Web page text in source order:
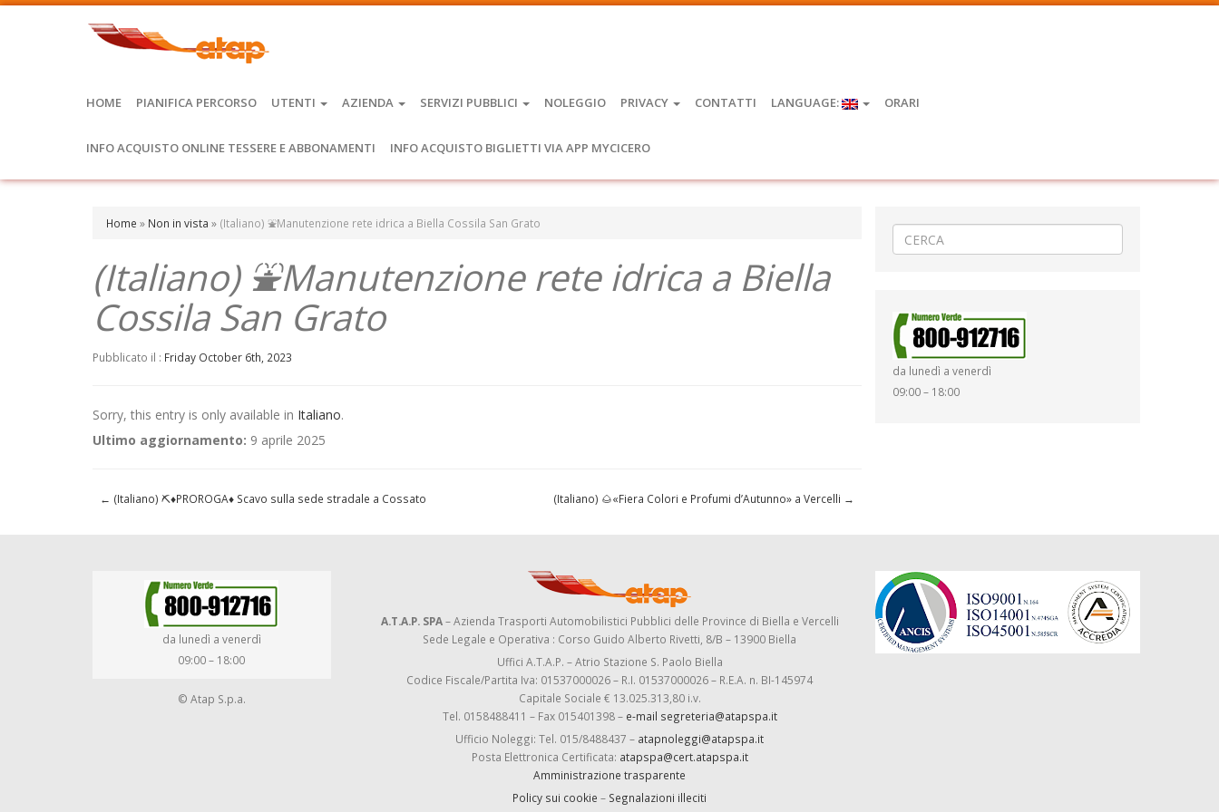
HOME PIANIFICA PERCORSO UTENTI AZIENDA SERVIZI PUBBLICI NOLEGGIO PRIVACY CONTATTI LANGUAGE: ORARI
INFO ACQUISTO ONLINE TESSERE E ABBONAMENTI INFO ACQUISTO BIGLIETTI VIA APP MYCICERO
Home » Non in vista » (Italiano) ⛲Manutenzione rete idrica a Biella Cossila San Grato
(Italiano) ⛲Manutenzione rete idrica a Biella
Cossila San Grato
Pubblicato il : Friday October 6th, 2023
Sorry, this entry is only available in Italiano.
Ultimo aggiornamento: 9 aprile 2025
← (Italiano) ⛏️♦PROROGA♦ Scavo sulla sede stradale a Cossato (Italiano) 🌰«Fiera Colori e Profumi d’Autunno» a Vercelli →
da lunedì a venerdì
09:00 – 18:00
da lunedì a venerdì
09:00 – 18:00
© Atap S.p.a.
A.T.A.P. SPA– Azienda Trasporti Automobilistici Pubblici delle Province di Biella e Vercelli
Sede Legale e Operativa : Corso Guido Alberto Rivetti, 8/B – 13900 Biella
Uffici A.T.A.P. – Atrio Stazione S. Paolo Biella
Codice Fiscale/Partita Iva: 01537000026 – R.I. 01537000026 – R.E.A. n. BI-145974
Capitale Sociale € 13.025.313,80 i.v.
Tel. 0158488411 – Fax 015401398 – e-mail segreteria@atapspa.it
Ufficio Noleggi: Tel. 015/8488437 – atapnoleggi@atapspa.it
Posta Elettronica Certificata: atapspa@cert.atapspa.it
Amministrazione trasparente
Policy sui cookie – Segnalazioni illeciti